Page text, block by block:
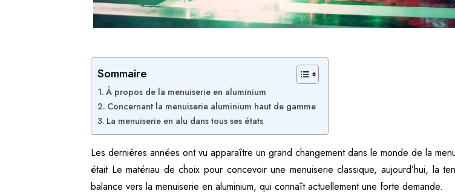
Sommaire
À propos de la menuiserie en aluminium
Concernant la menuiserie aluminium haut de gamme
La menuiserie en alu dans tous ses états
Les dernières années ont vu apparaître un grand changement dans le monde de la
était Le matériau de choix pour concevoir une menuiserie classique, aujourd’hui, la
balance vers la menuiserie en aluminium, qui connaît actuellement une forte demande.